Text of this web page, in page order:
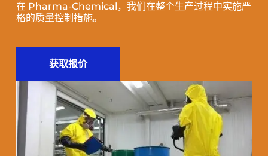
在 Pharma-Chemical，我们在整个生产过程中实施严
格的质量控制措施。
获取报价